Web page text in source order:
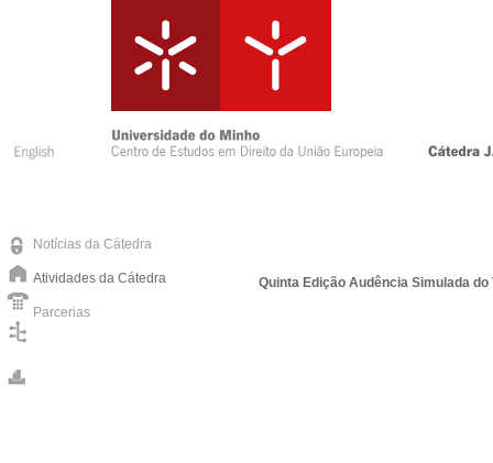
Notícias da Cátedra
Atividades da Cátedra
Parcerias
Quinta Edição Audência Simulada